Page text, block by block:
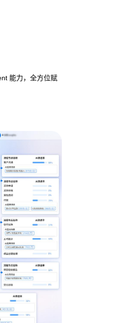
能力，全方位赋